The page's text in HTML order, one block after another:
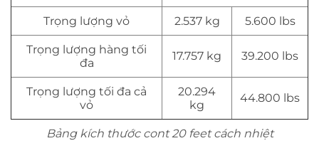
Bảng kích thước cont 20 feet cách nhiệt
Trọng lượng vỏ 2.537 kg 5.600 lbs
Trọng lượng hàng tối
đa
17.757 kg 39.200 lbs
Trọng lượng tối đa cả
vỏ
20.294
kg
44.800 lbs